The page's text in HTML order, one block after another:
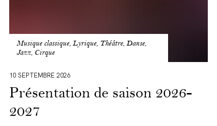
Musique classique, Lyrique, Théâtre, Danse,
Jazz, Cirque
10 SEPTEMBRE 2026
Présentation de saison 2026-
2027